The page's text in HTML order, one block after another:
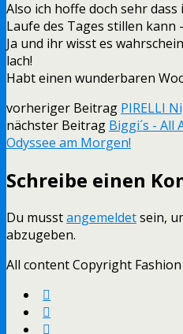
Also ich hoffe doch sehr
Laufe des Tages stillen kann
Ja und ihr wisst es
lach!
Habt einen wunderbaren
vorheriger Beitrag PIRELLI
nächster Beitrag Biggi´s - All
Odyssee am Morgen!
Schreibe einen
Du musstangemeldetsein,
abzugeben.
All content Copyright